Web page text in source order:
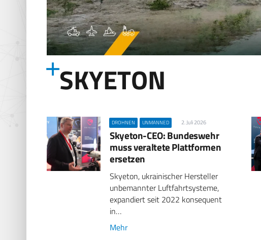
SKYETON
DROHNEN UNMANNED 2. Juli 2026
Skyeton-CEO: Bundeswehr
muss veraltete Plattformen
ersetzen
Skyeton, ukrainischer Hersteller
unbemannter Luftfahrtsysteme,
expandiert seit 2022 konsequent
in…
Mehr